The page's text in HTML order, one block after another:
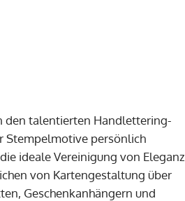
den talentierten Handlettering-
Stempelmotive persönlich
ideale Vereinigung von Eleganz
von Kartengestaltung über
Geschenkanhängern und